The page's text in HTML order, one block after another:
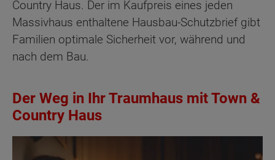
Country Haus. Der im Kaufpreis eines jeden
Massivhaus enthaltene Hausbau-Schutzbrief gibt
Familien optimale Sicherheit vor, während und
nach dem Bau.
Der Weg in Ihr Traumhaus mit Town &
Country Haus